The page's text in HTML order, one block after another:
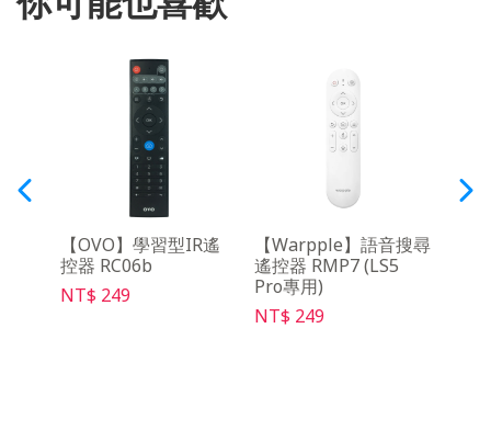
【OVO】學習型IR遙
控器 RC06b
NT$ 249
【Warpple】語音搜尋
遙控器 RMP7 (LS5
Pro專用)
NT$ 249